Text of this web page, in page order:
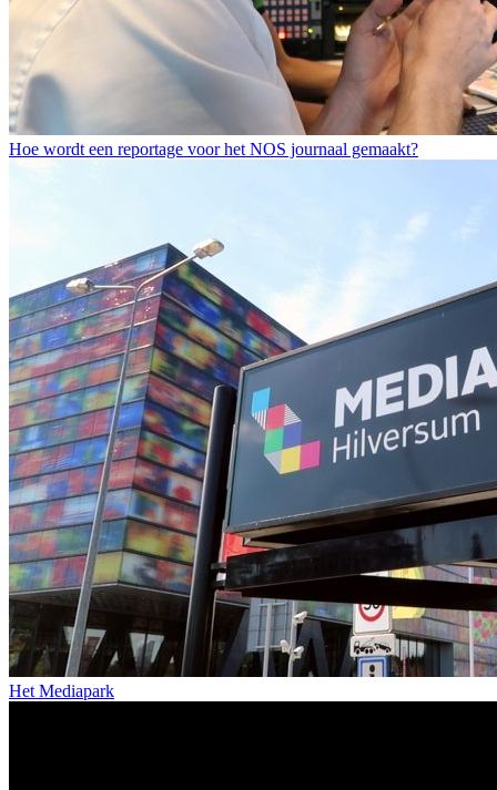
Hoe wordt een reportage voor het NOS journaal gemaakt?
Het Mediapark